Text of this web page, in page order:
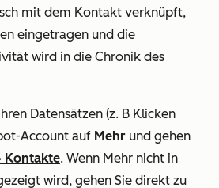
mit dem Kontakt verknüpft,
eingetragen und die
wird in die Chronik des
Datensätzen (z. B Klicken
Account auf Mehr und gehen
Kontakte. Wenn Mehr nicht in
wird, gehen Sie direkt zu